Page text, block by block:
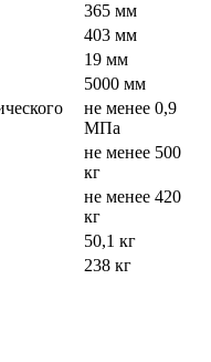
365 мм
403 мм
19 мм
5000 мм
не менее 0,9
МПа
не менее 500
кг
не менее 420
кг
50,1 кг
238 кг